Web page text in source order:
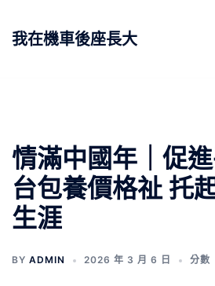
我在機車後座長大
情滿中國年｜促
台包養價格祉 托
生涯
BY ADMIN 2026 年 3 月 6 日 分數